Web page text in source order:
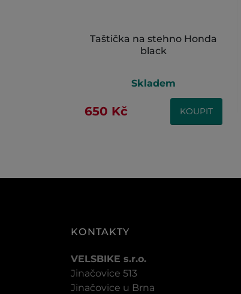
Taštička na stehno Honda
black
Skladem
650 Kč KOUPIT
KONTAKTY
VELSBIKE s.r.o.
Jinačovice 513
Jinačovice u Brna